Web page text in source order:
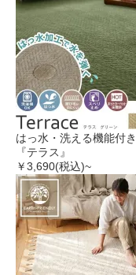
はっ水・洗える機能付
『テラス』
￥3,690(税込)~